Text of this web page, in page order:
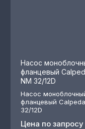
Насос
фланцевый
NM 32/12D
Насос
фланцевый
32/12D
Цена по запросу